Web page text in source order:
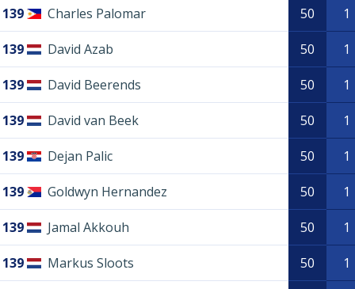
139 Charles Palomar 50 1
139 David Azab 50 1
139 David Beerends 50 1
139 David van Beek 50 1
139 Dejan Palic 50 1
139 Goldwyn Hernandez 50 1
139 Jamal Akkouh 50 1
139 Markus Sloots 50 1